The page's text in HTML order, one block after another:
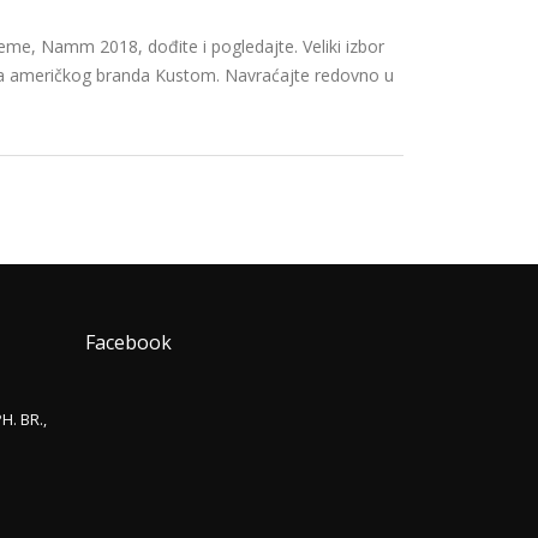
Namm 2018, dođite i pogledajte. Veliki izbor
branda Kustom. Navraćajte redovno u
BR.,
Facebook